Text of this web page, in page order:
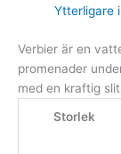
Ytterligare
Verbier är en
promenader
med en kraftig
Storlek